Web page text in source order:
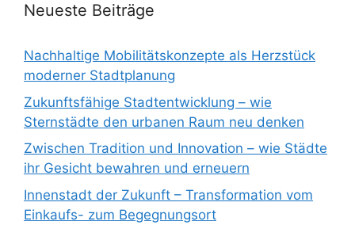
Neueste Beiträge
Nachhaltige Mobilitätskonzepte als Herzstück
moderner Stadtplanung
Zukunftsfähige Stadtentwicklung – wie
Sternstädte den urbanen Raum neu denken
Zwischen Tradition und Innovation – wie Städte
ihr Gesicht bewahren und erneuern
Innenstadt der Zukunft – Transformation vom
Einkaufs- zum Begegnungsort